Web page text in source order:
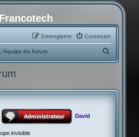
Francotech
Connexion
S’enregistrer
L’équipe du forum
e
David
invisible